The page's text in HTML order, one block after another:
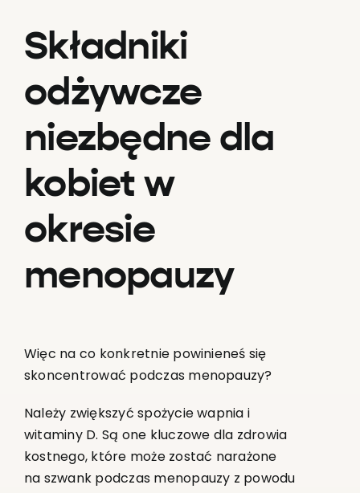
Składniki
odżywcze
niezbędne dla
kobiet w
okresie
menopauzy
Więc na co konkretnie powinieneś się
skoncentrować podczas menopauzy?
Należy zwiększyć spożycie wapnia i
witaminy D. Są one kluczowe dla zdrowia
kostnego, które może zostać narażone
na szwank podczas menopauzy z powodu